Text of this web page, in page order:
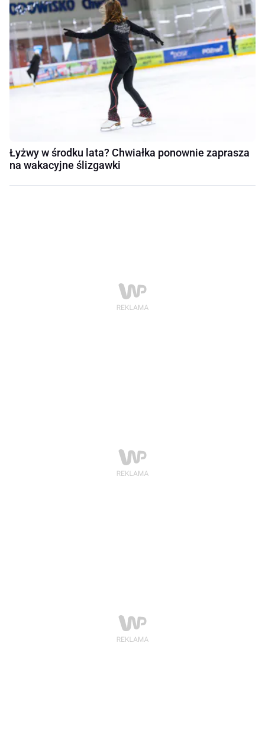
Łyżwy w środku lata? Chwiałka ponownie zaprasza
na wakacyjne ślizgawki